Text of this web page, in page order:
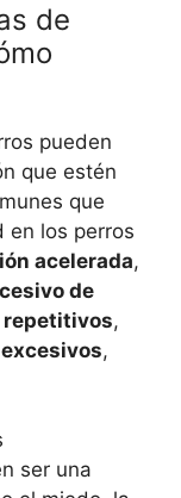
de
pueden
que estén
que
en los perros
acelerada,
de
repetitivos,
,
ser una